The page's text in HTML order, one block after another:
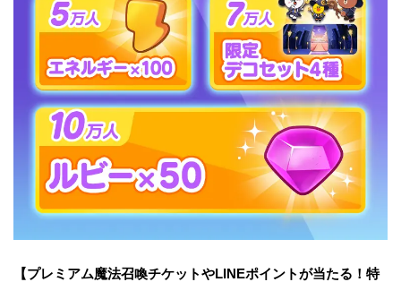
【プレミアム魔法召喚チケットやLINEポイントが当たる！特